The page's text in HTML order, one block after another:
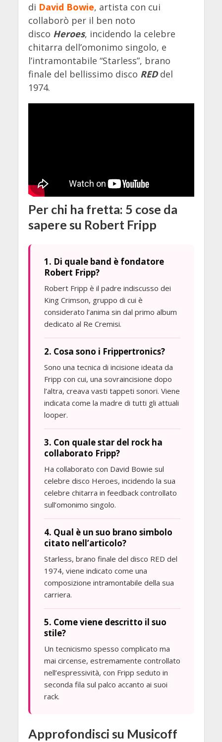
di David Bowie, artista con cui
collaborò per il ben noto
disco Heroes, incidendo la celebre
chitarra dell’omonimo singolo, e
l’intramontabile “Starless”, brano
finale del bellissimo disco RED del
1974.
Per chi ha fretta: 5 cose da
sapere su Robert Fripp
1. Di quale band è fondatore
Robert Fripp?
Robert Fripp è il padre indiscusso dei
King Crimson, gruppo di cui è
considerato l’anima sin dal primo album
dedicato al Re Cremisi.
2. Cosa sono i Frippertronics?
Sono una tecnica di incisione ideata da
Fripp con cui, una sovraincisione dopo
l’altra, creava vasti tappeti sonori. Viene
indicata come la madre di tutti gli attuali
looper.
3. Con quale star del rock ha
collaborato Fripp?
Ha collaborato con David Bowie sul
celebre disco Heroes, incidendo la sua
celebre chitarra in feedback controllato
sull’omonimo singolo.
4. Qual è un suo brano simbolo
citato nell’articolo?
Starless, brano finale del disco RED del
1974, viene indicato come una
composizione intramontabile della sua
carriera.
5. Come viene descritto il suo
stile?
Un tecnicismo spesso complicato ma
mai circense, estremamente controllato
nell’espressività, con Fripp seduto in
seconda fila sul palco accanto ai suoi
rack.
Approfondisci su Musicoff